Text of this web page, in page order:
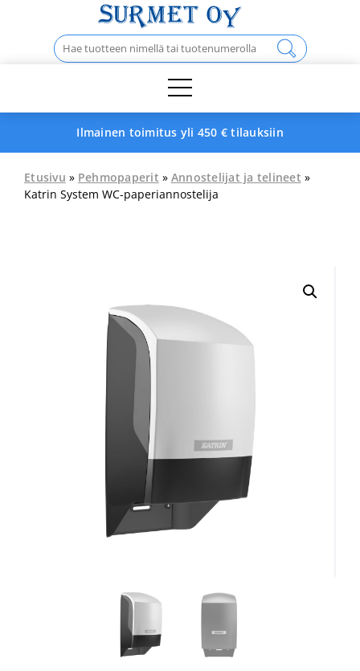
Haku:
Ilmainen toimitus yli 450 € tilauksiin
Etusivu » Pehmopaperit » Annostelijat ja telineet »
Katrin System WC-paperiannostelija